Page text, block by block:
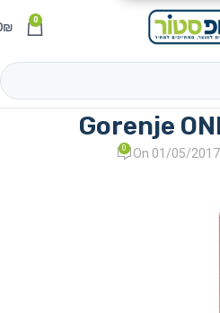
0
₪
Gorenje
On 01/05/2017
0